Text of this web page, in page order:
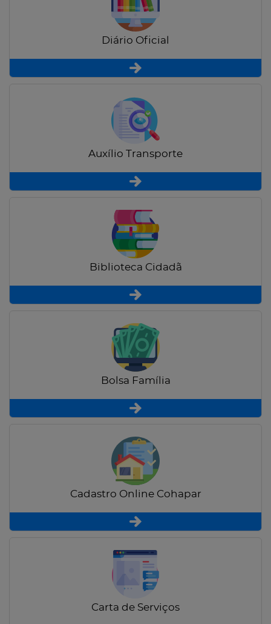
Diário Oficial
Auxílio Transporte
Biblioteca Cidadã
Bolsa Família
Cadastro Online Cohapar
Carta de Serviços